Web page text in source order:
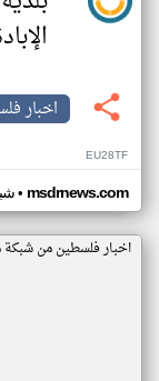
اخبار
EU28TF
• msdrnews.com
اخبار فلسطين من شبكة